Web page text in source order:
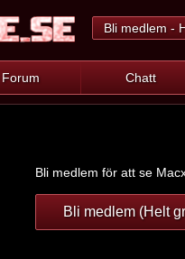
Bli medlem -
Forum Chatt
Bli medlem för att se
Bli medlem (Helt